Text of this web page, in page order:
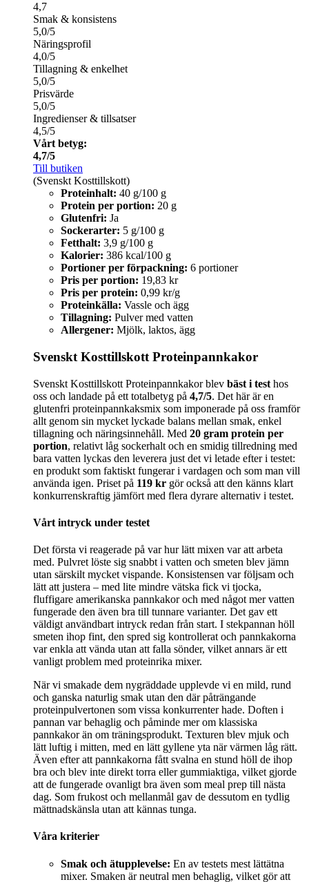
4,7
Smak & konsistens
5,0/5
Näringsprofil
4,0/5
Tillagning & enkelhet
5,0/5
Prisvärde
5,0/5
Ingredienser & tillsatser
4,5/5
Vårt betyg:
4,7/5
Till butiken
(Svenskt Kosttillskott)
Proteinhalt: 40 g/100 g
Protein per portion: 20 g
Glutenfri: Ja
Sockerarter: 5 g/100 g
Fetthalt: 3,9 g/100 g
Kalorier: 386 kcal/100 g
Portioner per förpackning: 6 portioner
Pris per portion: 19,83 kr
Pris per protein: 0,99 kr/g
Proteinkälla: Vassle och ägg
Tillagning: Pulver med vatten
Allergener: Mjölk, laktos, ägg
Svenskt Kosttillskott Proteinpannkakor
Svenskt Kosttillskott Proteinpannkakor blev bäst i test hos
oss och landade på ett totalbetyg på 4,7/5. Det här är en
glutenfri proteinpannkaksmix som imponerade på oss framför
allt genom sin mycket lyckade balans mellan smak, enkel
tillagning och näringsinnehåll. Med 20 gram protein per
portion, relativt låg sockerhalt och en smidig tillredning med
bara vatten lyckas den leverera just det vi letade efter i testet:
en produkt som faktiskt fungerar i vardagen och som man vill
använda igen. Priset på 119 kr gör också att den känns klart
konkurrenskraftig jämfört med flera dyrare alternativ i testet.
Vårt intryck under testet
Det första vi reagerade på var hur lätt mixen var att arbeta
med. Pulvret löste sig snabbt i vatten och smeten blev jämn
utan särskilt mycket vispande. Konsistensen var följsam och
lätt att justera – med lite mindre vätska fick vi tjocka,
fluffigare amerikanska pannkakor och med något mer vatten
fungerade den även bra till tunnare varianter. Det gav ett
väldigt användbart intryck redan från start. I stekpannan höll
smeten ihop fint, den spred sig kontrollerat och pannkakorna
var enkla att vända utan att falla sönder, vilket annars är ett
vanligt problem med proteinrika mixer.
När vi smakade dem nygräddade upplevde vi en mild, rund
och ganska naturlig smak utan den där påträngande
proteinpulvertonen som vissa konkurrenter hade. Doften i
pannan var behaglig och påminde mer om klassiska
pannkakor än om träningsprodukt. Texturen blev mjuk och
lätt luftig i mitten, med en lätt gyllene yta när värmen låg rätt.
Även efter att pannkakorna fått svalna en stund höll de ihop
bra och blev inte direkt torra eller gummiaktiga, vilket gjorde
att de fungerade ovanligt bra även som meal prep till nästa
dag. Som frukost och mellanmål gav de dessutom en tydlig
mättnadskänsla utan att kännas tunga.
Våra kriterier
Smak och ätupplevelse: En av testets mest lättätna
mixer. Smaken är neutral men behaglig, vilket gör att